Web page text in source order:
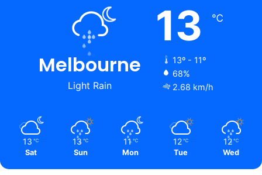
Melbourne
Light Rain
13 ℃
13º - 11º
68%
2.68 km/h
13 ℃
Sat
13 ℃
Sun
11 ℃
Mon
12 ℃
Tue
12 ℃
Wed